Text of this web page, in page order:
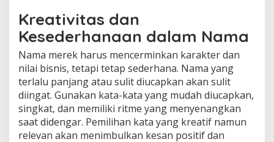
Kreativitas dan
Kesederhanaan dalam Nama
Nama merek harus mencerminkan karakter dan
nilai bisnis, tetapi tetap sederhana. Nama yang
terlalu panjang atau sulit diucapkan akan sulit
diingat. Gunakan kata-kata yang mudah diucapkan,
singkat, dan memiliki ritme yang menyenangkan
saat didengar. Pemilihan kata yang kreatif namun
relevan akan menimbulkan kesan positif dan